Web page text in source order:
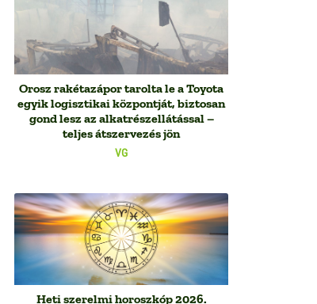
VG
Orosz rakétazápor tarolta le a Toyota
egyik logisztikai központját, biztosan
gond lesz az alkatrészellátással –
teljes átszervezés jön
Heti szerelmi horoszkóp 2026.